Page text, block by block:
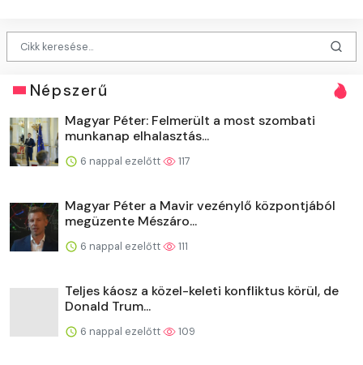
Népszerű
Magyar Péter: Felmerült a most szombati
munkanap elhalasztás...
6 nappal ezelőtt 117
Magyar Péter a Mavir vezénylő központjából
megüzente Mészáro...
6 nappal ezelőtt 111
Teljes káosz a közel-keleti konfliktus körül, de
Donald Trum...
6 nappal ezelőtt 109